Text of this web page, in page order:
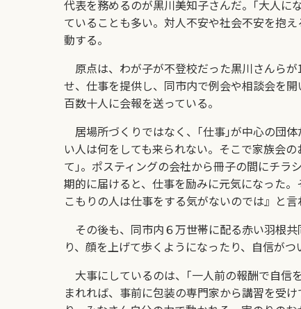
代表を務めるのが黒川美知子さんだ。｢大人に
ていることも多い。対人不安や社会不安を抱
動する。
原点は、わが子が不登校だった黒川さんら
せ、仕事を提供し、同市内で例会や相談会を
百数十人に会報を送っている。
居場所づくりではなく、｢仕事｣が中心の団
い人は何をしても来られない。そこで家族会
て｣。ポスティングの会社から冊子の間にチラ
期的に届けると、仕事を励みに元気になった
こもりの人は仕事をする気がないのでは』と
その後も、同市内６万世帯に配る赤い羽根
り、顔を上げて歩くようになったり、自信が
大事にしているのは、｢一人前の報酬で自信
まれれば、事前に包装の専門家から講習を受